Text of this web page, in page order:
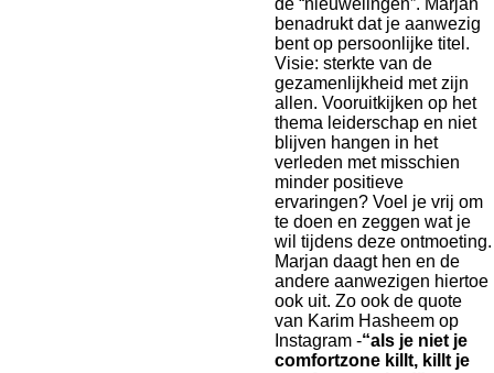
de “nieuwelingen”. Marjan
benadrukt dat je aanwezig
bent op persoonlijke titel.
Visie: sterkte van de
gezamenlijkheid met zijn
allen. Vooruitkijken op het
thema leiderschap en niet
blijven hangen in het
verleden met misschien
minder positieve
ervaringen? Voel je vrij om
te doen en zeggen wat je
wil tijdens deze ontmoeting.
Marjan daagt hen en de
andere aanwezigen hiertoe
ook uit. Zo ook de quote
van Karim Hasheem op
Instagram -“als je niet je
comfortzone killt, killt je